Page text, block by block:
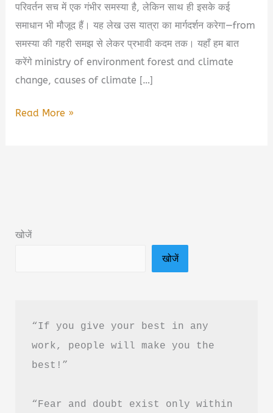
परिवर्तन सच में एक गंभीर समस्या है, लेकिन साथ ही इसके कई
समाधान भी मौजूद हैं। यह लेख उस यात्रा का मार्गदर्शन करेगा—from
समस्या की गहरी समझ से लेकर प्रभावी कदम तक। यहाँ हम बात
करेंगे ministry of environment forest and climate
change, causes of climate […]
जलवायु
Climate
Solution
Causes,
Read More »
खोजें
खोजें
“If you give your best in any
work, people will make you the
best!”
“Fear and doubt exist only within